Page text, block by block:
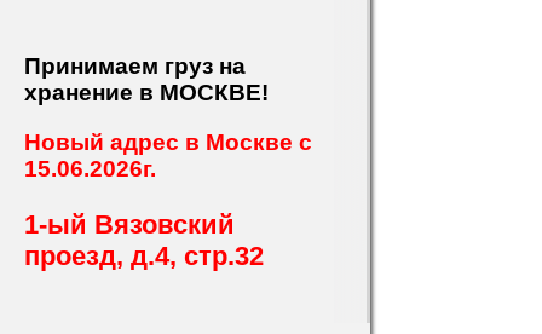
Принимаем груз на
хранение в МОСКВЕ!
Новый адрес в Москве с
15.06.2026г.
1-ый Вязовский
проезд, д.4, стр.32